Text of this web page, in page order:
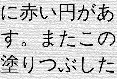
赤い円が
。またこ
りつぶし